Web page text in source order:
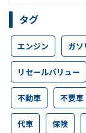
タグ
エンジン ガ
リセールバリュー
不動車 不要車
代車 保険